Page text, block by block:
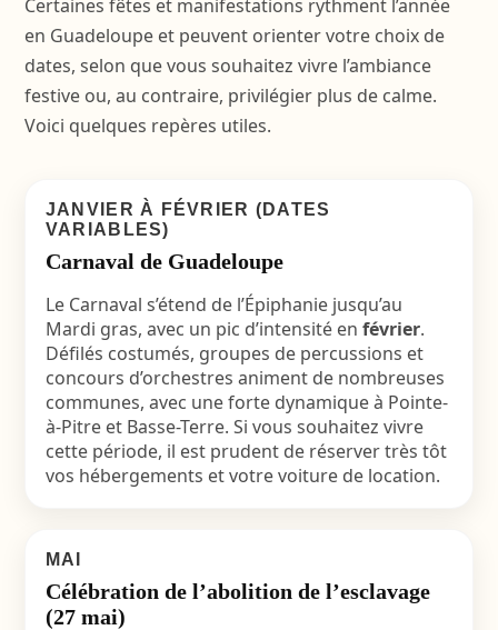
Certaines fêtes et manifestations rythment l’année
en Guadeloupe et peuvent orienter votre choix de
dates, selon que vous souhaitez vivre l’ambiance
festive ou, au contraire, privilégier plus de calme.
Voici quelques repères utiles.
JANVIER À FÉVRIER (DATES
VARIABLES)
Carnaval de Guadeloupe
Le Carnaval s’étend de l’Épiphanie jusqu’au
Mardi gras, avec un pic d’intensité en février.
Défilés costumés, groupes de percussions et
concours d’orchestres animent de nombreuses
communes, avec une forte dynamique à Pointe-
à-Pitre et Basse-Terre. Si vous souhaitez vivre
cette période, il est prudent de réserver très tôt
vos hébergements et votre voiture de location.
MAI
Célébration de l’abolition de l’esclavage
(27 mai)